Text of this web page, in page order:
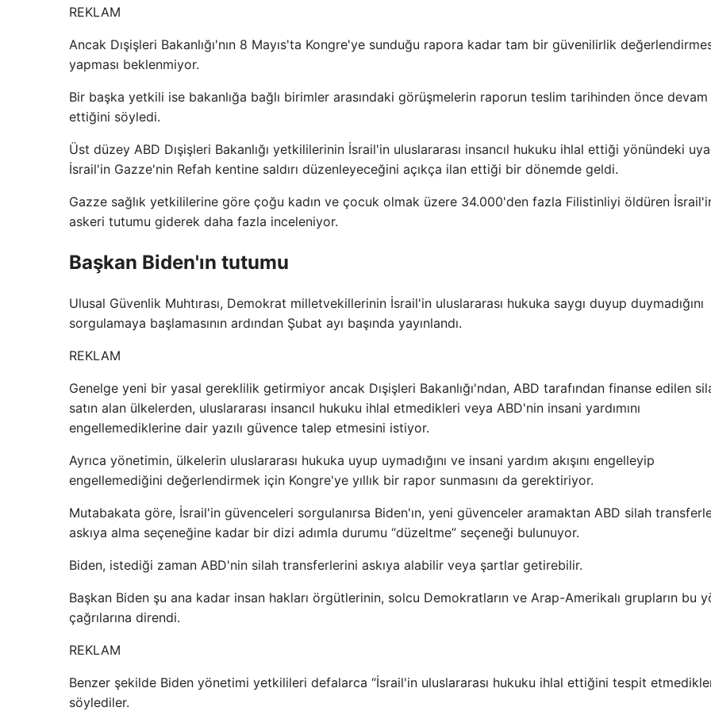
REKLAM
Ancak Dışişleri Bakanlığı'nın 8 Mayıs'ta Kongre'ye sunduğu rapora kadar tam bir güvenilirlik
yapması beklenmiyor.
Bir başka yetkili ise bakanlığa bağlı birimler arasındaki görüşmelerin raporun teslim tarihinden önce devam
ettiğini söyledi.
Üst düzey ABD Dışişleri Bakanlığı yetkililerinin İsrail'in uluslararası insancıl hukuku ihlal ettiği yönündeki
İsrail'in Gazze'nin Refah kentine saldırı düzenleyeceğini açıkça ilan ettiği bir dönemde geldi.
Gazze sağlık yetkililerine göre çoğu kadın ve çocuk olmak üzere 34.000'den fazla Filistinliyi öldüren
askeri tutumu giderek daha fazla inceleniyor.
Başkan Biden'ın tutumu
Ulusal Güvenlik Muhtırası, Demokrat milletvekillerinin İsrail'in uluslararası hukuka saygı duyup duymadığını
sorgulamaya başlamasının ardından Şubat ayı başında yayınlandı.
REKLAM
Genelge yeni bir yasal gereklilik getirmiyor ancak Dışişleri Bakanlığı'ndan, ABD tarafından finanse edilen
satın alan ülkelerden, uluslararası insancıl hukuku ihlal etmedikleri veya ABD'nin insani yardımını
engellemediklerine dair yazılı güvence talep etmesini istiyor.
Ayrıca yönetimin, ülkelerin uluslararası hukuka uyup uymadığını ve insani yardım akışını engelleyip
engellemediğini değerlendirmek için Kongre'ye yıllık bir rapor sunmasını da gerektiriyor.
Mutabakata göre, İsrail'in güvenceleri sorgulanırsa Biden'ın, yeni güvenceler aramaktan ABD silah
askıya alma seçeneğine kadar bir dizi adımla durumu “düzeltme” seçeneği bulunuyor.
Biden, istediği zaman ABD'nin silah transferlerini askıya alabilir veya şartlar getirebilir.
Başkan Biden şu ana kadar insan hakları örgütlerinin, solcu Demokratların ve Arap-Amerikalı grupların bu
çağrılarına direndi.
REKLAM
Benzer şekilde Biden yönetimi yetkilileri defalarca “İsrail'in uluslararası hukuku ihlal ettiğini tespit
söylediler.